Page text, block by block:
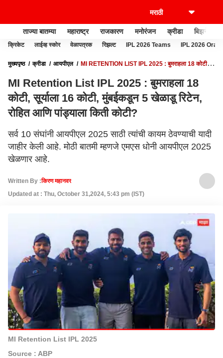
ताज्या बातम्या महाराष्ट्र राजकारण मनोरंजन क्रीडा बिझनेस
क्रिकेट लाईव्ह स्कोर वेळापत्रक रिझल्ट IPL 2026 Teams IPL 2026
मुख्यपृष्ठ क्रीडा आयपीएल
MI RETENTION LIST IPL 2025 : बुमराहला 18 कोटी,
MI Retention List IPL 2025 : बुमराहला 18
कोटी, सूर्याला 16 कोटी, मुंबईकडून 5 खेळाडू रिटेन,
रोहित आणि पांड्याला किती कोटी?
सर्व 10 संघांनी आयपीएल 2025 साठी त्यांची कायम ठेवण्याची यादी
जाहीर केली आहे. मोठी बातमी म्हणजे एमएस धोनी आयपीएल 2025
खेळणार आहे.
Written By :किरण महानवर
Updated at : Thu, October 31,2024, 5:43 pm (IST)
MI Retention List IPL 2025
Source : ABP